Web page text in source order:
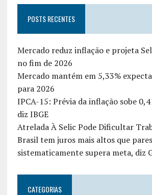
POSTS RECENTES
Mercado reduz inflação e projeta
no fim de 2026
Mercado mantém em 5,33%
para 2026
IPCA-15: Prévia da inflação sobe
diz IBGE
Atrelada À Selic Pode Dificultar
Brasil tem juros mais altos que
sistematicamente supera meta, diz
CATEGORIAS